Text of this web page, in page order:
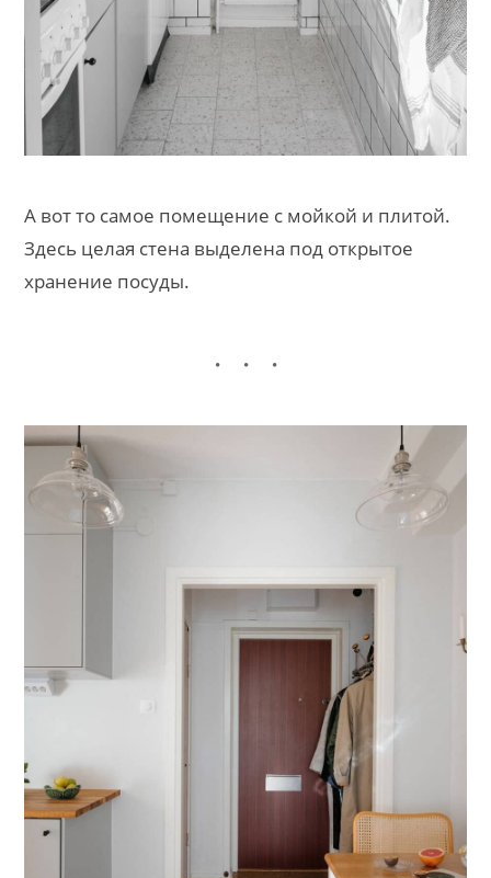
А вот то самое помещение с мойкой и плитой.
Здесь целая стена выделена под открытое
хранение посуды.